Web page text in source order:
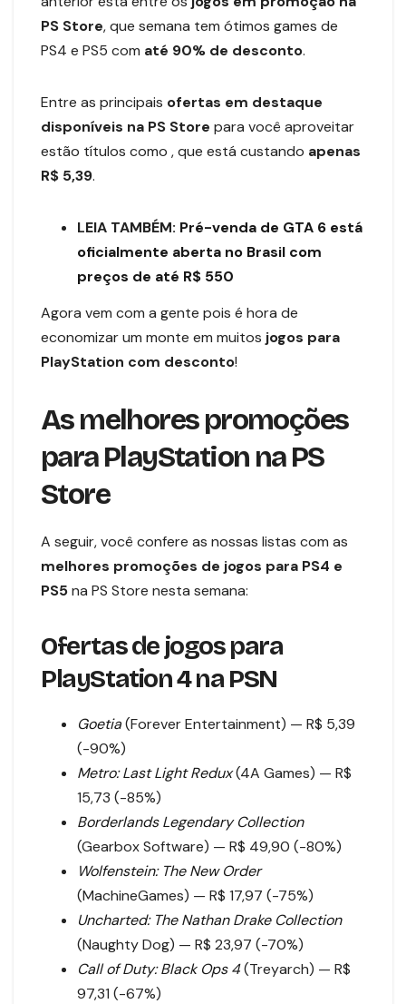
PS Store, que semana tem ótimos games de
PS4 e PS5 com até 90% de desconto.
Entre as principais ofertas em destaque
disponíveis na PS Store para você aproveitar
estão títulos como , que está custando apenas
R$ 5,39.
LEIA TAMBÉM: Pré-venda de GTA 6 está
oficialmente aberta no Brasil com
preços de até R$ 550
Agora vem com a gente pois é hora de
economizar um monte em muitos jogos para
PlayStation com desconto!
As melhores promoções
para PlayStation na PS
Store
A seguir, você confere as nossas listas com as
melhores promoções de jogos para PS4 e
PS5na PS Store nesta semana:
Ofertas de jogos para
PlayStation 4 na PSN
Goetia(Forever Entertainment) — R$ 5,39
(-90%)
Metro: Last Light Redux(4A Games) — R$
15,73 (-85%)
Borderlands Legendary Collection
(Gearbox Software) — R$ 49,90 (-80%)
Wolfenstein: The New Order
(MachineGames) — R$ 17,97 (-75%)
Uncharted: The Nathan Drake Collection
(Naughty Dog) — R$ 23,97 (-70%)
Call of Duty: Black Ops 4(Treyarch) — R$
97,31 (-67%)